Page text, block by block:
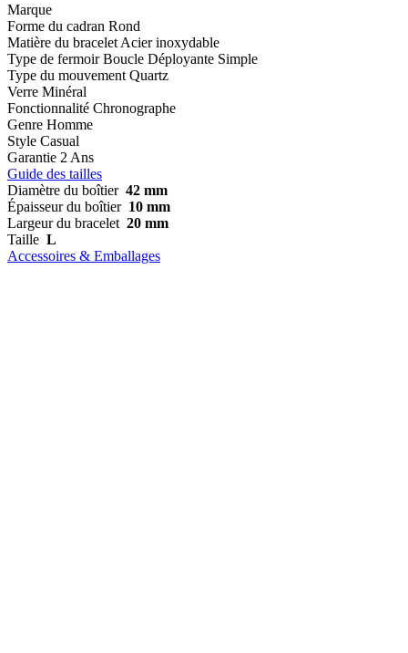
Marque
Forme du cadran Rond
Matière du bracelet Acier inoxydable
Type de fermoir Boucle Déployante Simple
Type du mouvement Quartz
Verre Minéral
Fonctionnalité Chronographe
Genre Homme
Style Casual
Garantie 2 Ans
Guide des tailles
Diamètre du boîtier 42 mm
Épaisseur du boîtier 10 mm
Largeur du bracelet 20 mm
Taille L
Accessoires & Emballages